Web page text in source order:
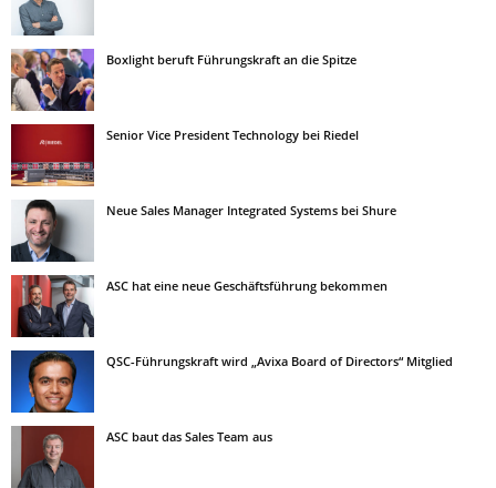
Boxlight beruft Führungskraft an die Spitze
Senior Vice President Technology bei Riedel
Neue Sales Manager Integrated Systems bei Shure
ASC hat eine neue Geschäftsführung bekommen
QSC-Führungskraft wird „Avixa Board of Directors“ Mitglied
ASC baut das Sales Team aus